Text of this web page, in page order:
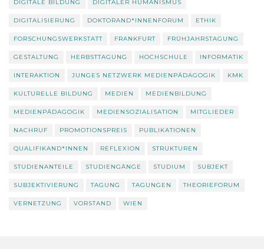
DIGITALE BILDUNG DIGITALER HUMANISMUS
DIGITALISIERUNG DOKTORAND*INNENFORUM ETHIK
FORSCHUNGSWERKSTATT FRANKFURT FRÜHJAHRSTAGUNG
GESTALTUNG HERBSTTAGUNG HOCHSCHULE INFORMATIK
INTERAKTION JUNGES NETZWERK MEDIENPÄDAGOGIK KMK
KULTURELLE BILDUNG MEDIEN MEDIENBILDUNG
MEDIENPÄDAGOGIK MEDIENSOZIALISATION MITGLIEDER
NACHRUF PROMOTIONSPREIS PUBLIKATIONEN
QUALIFIKAND*INNEN REFLEXION STRUKTUREN
STUDIENANTEILE STUDIENGÄNGE STUDIUM SUBJEKT
SUBJEKTIVIERUNG TAGUNG TAGUNGEN THEORIEFORUM
VERNETZUNG VORSTAND WIEN